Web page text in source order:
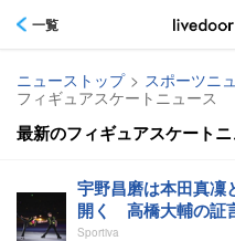
一覧
ニューストップ > スポーツニ
フィギュアスケートニュース
最新のフィギュアスケート
宇野昌磨は本田真凜
開く 高橋大輔の証
Sportiva